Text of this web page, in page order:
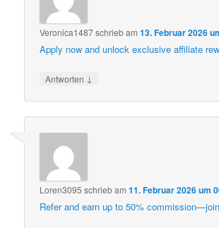
Veronica1487schriebam13. Februar 2026
Apply now and unlock exclusive affiliate
Antworten ↓
Loren3095 schriebam11. Februar 2026 um
Refer and earn up to 50%